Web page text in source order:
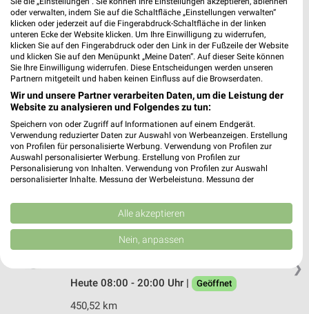
In der Struth 7
65620 Waldbrunn (Westerwald)
Heute 09:00 - 19:00 Uhr |
Geöffnet
428,57 km • Angebote: 2 Prospekte
Tedi Wirges
Samoborstr. 5
56422 Wirges
Heute 09:00 - 19:00 Uhr | Geöffnet
❯
Tedi Taunusstein Hahn
Kleiststr. 8-10
Heute 08:00 - 20:00 Uhr |
Geöffnet
450,52 km
oder verwalten, indem Sie auf die Schaltfläche „Einstellungen verwalten“
klicken oder jederzeit auf die Fingerabdruck-Schaltfläche in der linken
unteren Ecke der Website klicken. Um Ihre Einwilligung zu widerrufen,
klicken Sie auf den Fingerabdruck oder den Link in der Fußzeile der Website
und klicken Sie auf den Menüpunkt „Meine Daten“. Auf dieser Seite können
Sie Ihre Einwilligung widerrufen. Diese Entscheidungen werden unseren
Partnern mitgeteilt und haben keinen Einfluss auf die Browserdaten.
Wir und unsere Partner verarbeiten Daten, um die Leistung der
Website zu analysieren und Folgendes zu tun:
Speichern von oder Zugriff auf Informationen auf einem Endgerät.
Verwendung reduzierter Daten zur Auswahl von Werbeanzeigen. Erstellung
von Profilen für personalisierte Werbung. Verwendung von Profilen zur
Auswahl personalisierter Werbung. Erstellung von Profilen zur
Personalisierung von Inhalten. Verwendung von Profilen zur Auswahl
personalisierter Inhalte. Messung der Werbeleistung. Messung der
Kombinationen von Daten aus verschiedenen Quellen. Entwicklung und
Verbesserung der Angebote. Verwendung reduzierter Daten zur Auswahl
von Inhalten.
Daten können außerhalb der Europäischen Union weitergegeben und in die
Website/App.
Partnerliste anzeigen (1 IAB-Anbieter)
Wir nutzen Ihre Daten für folgende Zwecke:
Alle akzeptieren
Nein, anpassen